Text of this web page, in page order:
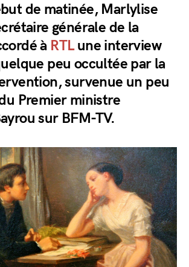
de matinée, Marlylise
générale de la
à RTLune interview
peu occultée par la
survenue un peu
Premier ministre
sur BFM-TV.